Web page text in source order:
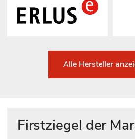
Alle Hersteller
Firstziegel der